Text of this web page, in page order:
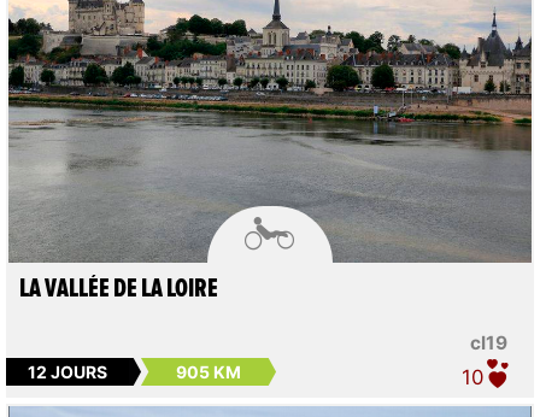

cl19
LA VALLÉE DE LA LOIRE
12 JOURS 905 KM 10